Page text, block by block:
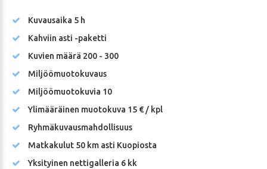
Kuvausaika 5 h
Kahviin asti -paketti
Kuvien määrä 200 - 300
Miljöömuotokuvaus
Miljöömuotokuvia 10
Ylimääräinen muotokuva 15 € / kpl
Ryhmäkuvausmahdollisuus
Matkakulut 50 km asti Kuopiosta
Yksityinen nettigalleria 6 kk